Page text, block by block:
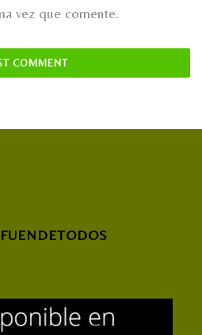
vez que comente.